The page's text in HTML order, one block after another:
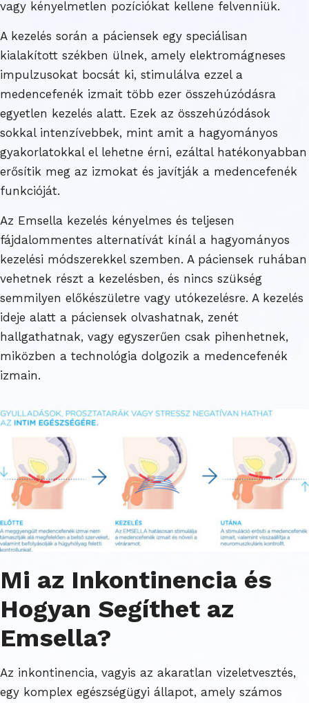
vagy kényelmetlen pozíciókat kellene felvenniük.
A kezelés során a páciensek egy speciálisan
kialakított székben ülnek, amely elektromágneses
impulzusokat bocsát ki, stimulálva ezzel a
medencefenék izmait több ezer összehúzódásra
egyetlen kezelés alatt. Ezek az összehúzódások
sokkal intenzívebbek, mint amit a hagyományos
gyakorlatokkal el lehetne érni, ezáltal hatékonyabban
erősítik meg az izmokat és javítják a medencefenék
funkcióját.
Az Emsella kezelés kényelmes és teljesen
fájdalommentes alternatívát kínál a hagyományos
kezelési módszerekkel szemben. A páciensek ruhában
vehetnek részt a kezelésben, és nincs szükség
semmilyen előkészületre vagy utókezelésre. A kezelés
ideje alatt a páciensek olvashatnak, zenét
hallgathatnak, vagy egyszerűen csak pihenhetnek,
miközben a technológia dolgozik a medencefenék
izmain.
Mi az Inkontinencia és
Hogyan Segíthet az
Emsella?
Az inkontinencia, vagyis az akaratlan vizeletvesztés,
egy komplex egészségügyi állapot, amely számos